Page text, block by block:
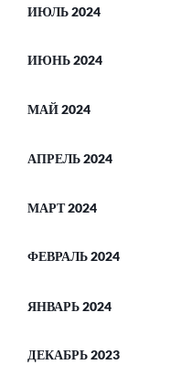
ИЮЛЬ 2024
ИЮНЬ 2024
МАЙ 2024
АПРЕЛЬ 2024
МАРТ 2024
ФЕВРАЛЬ 2024
ЯНВАРЬ 2024
ДЕКАБРЬ 2023